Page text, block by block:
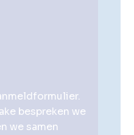
bespreken we
we samen